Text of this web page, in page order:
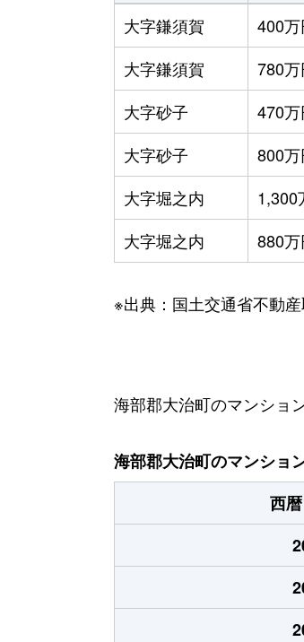
大字鎌須賀
400万
大字鎌須賀
780万
大字砂子
470万
大字砂子
800万
大字堀之内
1,300
大字堀之内
880万
※出典：国土交通省不動
海部郡大治町のマンショ
海部郡大治町のマンショ
西暦